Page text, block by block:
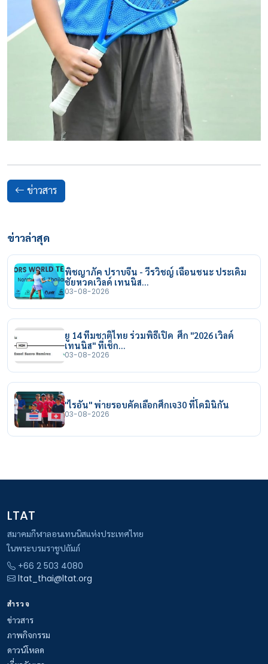
ข่าวสาร
ข่าวล่าสุด
พิชญาภัค ปราบจีน - วีรวิชญ์ เฉือนชนะ ประเดิม
ชัยหวดเวิลด์ เทนนิส…
03-08-2026
ยู 14 ทีมชาติไทย ร่วมพิธีเปิด ศึก "2026 เวิลด์
เทนนิส" ที่เช็ก…
03-08-2026
"ไรอัน" พ่ายรอบคัดเลือกศึกเจ30 ที่โดมินิกัน
03-08-2026
LTAT
สมาคมกีฬาลอนเทนนิสแห่งประเทศไทย
ในพระบรมราชูปถัมภ์
+66 2 503 4080
ltat_thai@ltat.org
สำรวจ
ข่าวสาร
ภาพกิจกรรม
ดาวน์โหลด